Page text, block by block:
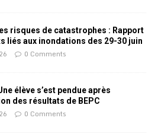
risques de catastrophes : Rapport
liés aux inondations des 29-30 juin
0 Comments
élève s’est pendue après
des résultats de BEPC
0 Comments